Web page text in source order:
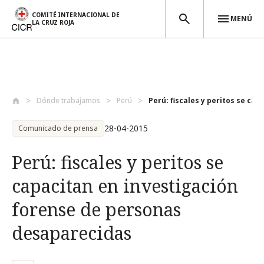
COMITÉ INTERNACIONAL DE
LA CRUZ ROJA
MENÚ
Dónde trabajamos Perú Perú: fiscales y peritos se
Comunicado de prensa 28-04-2015
Perú: fiscales y peritos se
capacitan en investigación
forense de personas
desaparecidas